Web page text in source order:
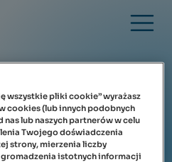
główna
wszystkie pliki cookie” wyrażasz
cookies (lub innych podobnych
lub naszych partnerów w celu
Twojego doświadczenia
strony, mierzenia liczby
istotnych informacji